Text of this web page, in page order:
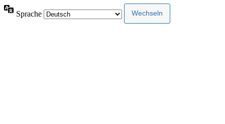
Sprache